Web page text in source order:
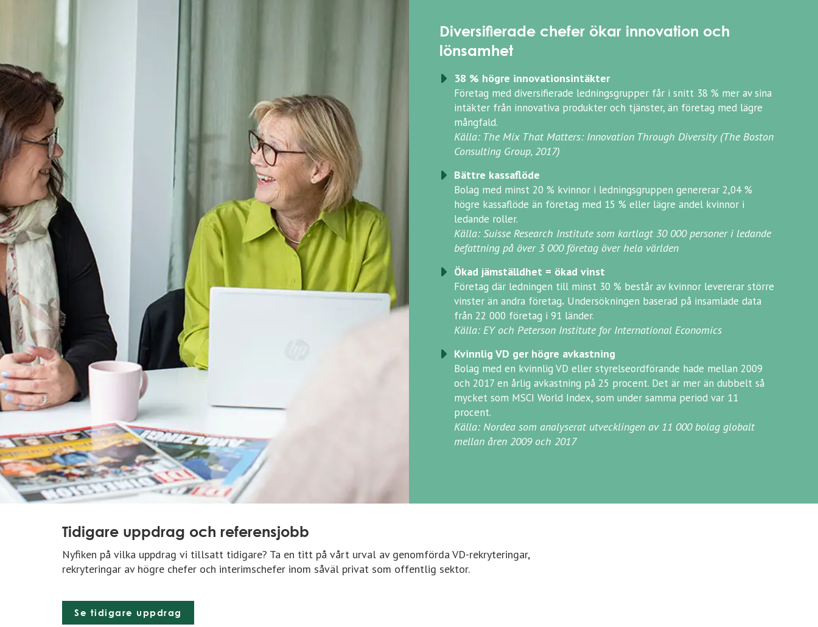
Diversifierade chefer ökar innovation och
lönsamhet
38 % högre innovationsintäkter
Företag med diversifierade ledningsgrupper får i snitt 38 % mer av sina
intäkter från innovativa produkter och tjänster, än företag med lägre
mångfald.
Källa: The Mix That Matters: Innovation Through Diversity (The Boston
Consulting Group, 2017)
Bättre kassaflöde
Bolag med minst 20 % kvinnor i ledningsgruppen genererar 2,04 %
högre kassaflöde än företag med 15 % eller lägre andel kvinnor i
ledande roller.
Källa: Suisse Research Institute som kartlagt 30 000 personer i ledande
befattning på över 3 000 företag över hela världen
Ökad jämställdhet = ökad vinst
Företag där ledningen till minst 30 % består av kvinnor levererar större
vinster än andra företag. Undersökningen baserad på insamlade data
från 22 000 företag i 91 länder.
Källa: EY och Peterson Institute for International Economics
Kvinnlig VD ger högre avkastning
Bolag med en kvinnlig VD eller styrelseordförande hade mellan 2009
och 2017 en årlig avkastning på 25 procent. Det är mer än dubbelt så
mycket som MSCI World Index, som under samma period var 11
procent.
Källa: Nordea som analyserat utvecklingen av 11 000 bolag globalt
mellan åren 2009 och 2017
Tidigare uppdrag och referensjobb
Nyfiken på vilka uppdrag vi tillsatt tidigare? Ta en titt på vårt urval av genomförda VD-rekryteringar,
rekryteringar av högre chefer och interimschefer inom såväl privat som offentlig sektor.
Se tidigare uppdrag